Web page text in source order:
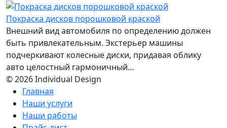
Покраска дисков порошковой краской
Внешний вид автомобиля по определению должен
быть привлекательным. Экстерьер машины
подчеркивают колесные диски, придавая облику
авто целостный гармоничный…
© 2026 Individual Design
Главная
Наши услуги
Наши работы